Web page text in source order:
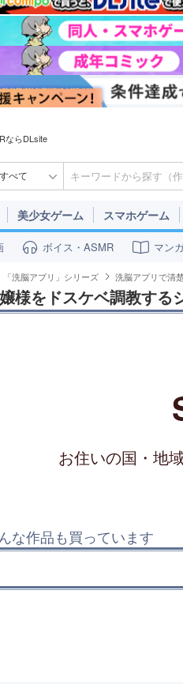
ならDLsite
すべて
美少女ゲーム スマホゲーム
ボイス・ASMR マン
「洗脳アプリ」シリーズ 洗脳アプリで清
様をドスケベ調教する
お住いの国・地
な作品も買っています